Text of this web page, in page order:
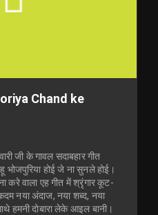
Chand ke
जी के गावल सदाबहार गीत
भोजपुरिया होई जे ना सुनले होई।
करे वाला एह गीत में श्रृंगार कूट-
नया अंदाज, नया शब्द, नया
हमनी दोबारा लेके आइल बानी।